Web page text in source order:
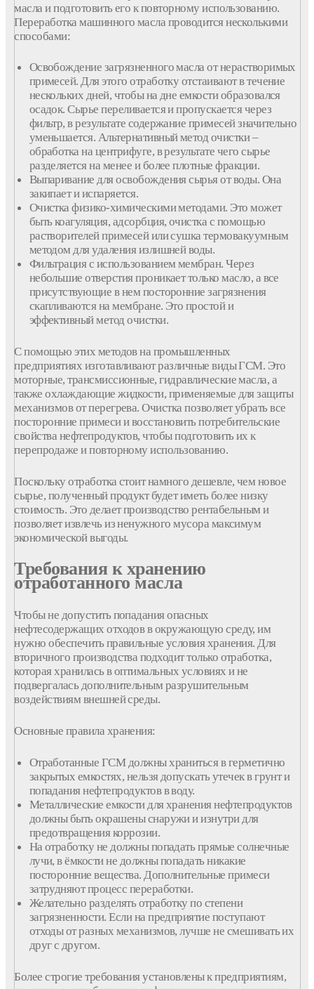
масла и подготовить его к повторному использованию.
Переработка машинного масла проводится несколькими
способами:
Освобождение загрязненного масла от нерастворимых
примесей. Для этого отработку отстаивают в течение
нескольких дней, чтобы на дне емкости образовался
осадок. Сырье переливается и пропускается через
фильтр, в результате содержание примесей значительно
уменьшается. Альтернативный метод очистки –
обработка на центрифуге, в результате чего сырье
разделяется на менее и более плотные фракции.
Выпаривание для освобождения сырья от воды. Она
закипает и испаряется.
Очистка физико-химическими методами. Это может
быть коагуляция, адсорбция, очистка с помощью
растворителей примесей или сушка термовакуумным
методом для удаления излишней воды.
Фильтрация с использованием мембран. Через
небольшие отверстия проникает только масло, а все
присутствующие в нем посторонние загрязнения
скапливаются на мембране. Это простой и
эффективный метод очистки.
С помощью этих методов на промышленных
предприятиях изготавливают различные виды ГСМ. Это
моторные, трансмиссионные, гидравлические масла, а
также охлаждающие жидкости, применяемые для защиты
механизмов от перегрева. Очистка позволяет убрать все
посторонние примеси и восстановить потребительские
свойства нефтепродуктов, чтобы подготовить их к
перепродаже и повторному использованию.
Поскольку отработка стоит намного дешевле, чем новое
сырье, полученный продукт будет иметь более низку
стоимость. Это делает производство рентабельным и
позволяет извлечь из ненужного мусора максимум
экономической выгоды.
Требования к хранению
отработанного масла
Чтобы не допустить попадания опасных
нефтесодержащих отходов в окружающую среду, им
нужно обеспечить правильные условия хранения. Для
вторичного производства подходит только отработка,
которая хранилась в оптимальных условиях и не
подвергалась дополнительным разрушительным
воздействиям внешней среды.
Основные правила хранения:
Отработанные ГСМ должны храниться в герметично
закрытых емкостях, нельзя допускать утечек в грунт и
попадания нефтепродуктов в воду.
Металлические емкости для хранения нефтепродуктов
должны быть окрашены снаружи и изнутри для
предотвращения коррозии.
На отработку не должны попадать прямые солнечные
лучи, в ёмкости не должны попадать никакие
посторонние вещества. Дополнительные примеси
затрудняют процесс переработки.
Желательно разделять отработку по степени
загрязненности. Если на предприятие поступают
отходы от разных механизмов, лучше не смешивать их
друг с другом.
Более строгие требования установлены к предприятиям,